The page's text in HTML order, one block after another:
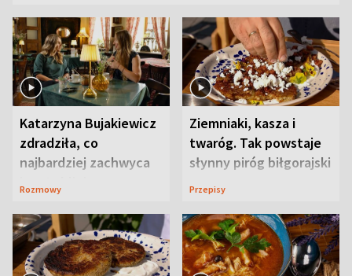
Katarzyna Bujakiewicz
zdradziła, co
najbardziej zachwyca
ją w Lublinie
Rozmowy
Ziemniaki, kasza i
twaróg. Tak powstaje
słynny piróg biłgorajski
Przepisy